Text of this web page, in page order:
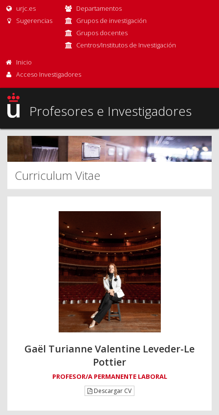
urjc.es
Sugerencias
Departamentos
Grupos de investigación
Grupos docentes
Centros/Institutos de Investigación
Inicio
Acceso Investigadores
Profesores e Investigadores
Curriculum Vitae
Gaël Turianne Valentine Leveder-Le
Pottier
PROFESOR/A PERMANENTE LABORAL
Descargar CV